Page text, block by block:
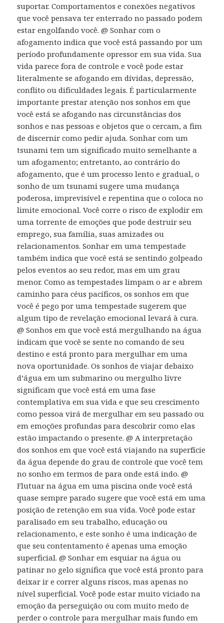
suportar. Comportamentos e conexões negativos
que você pensava ter enterrado no passado podem
estar engolfando você. @ Sonhar com o
afogamento indica que você está passando por um
período profundamente opressor em sua vida. Sua
vida parece fora de controle e você pode estar
literalmente se afogando em dívidas, depressão,
conflito ou dificuldades legais. É particularmente
importante prestar atenção nos sonhos em que
você está se afogando nas circunstâncias dos
sonhos e nas pessoas e objetos que o cercam, a fim
de discernir como pedir ajuda. Sonhar com um
tsunami tem um significado muito semelhante a
um afogamento; entretanto, ao contrário do
afogamento, que é um processo lento e gradual, o
sonho de um tsunami sugere uma mudança
poderosa, imprevisível e repentina que o coloca no
limite emocional. Você corre o risco de explodir em
uma torrente de emoções que pode destruir seu
emprego, sua família, suas amizades ou
relacionamentos. Sonhar em uma tempestade
também indica que você está se sentindo golpeado
pelos eventos ao seu redor, mas em um grau
menor. Como as tempestades limpam o ar e abrem
caminho para céus pacíficos, os sonhos em que
você é pego por uma tempestade sugerem que
algum tipo de revelação emocional levará à cura.
@ Sonhos em que você está mergulhando na água
indicam que você se sente no comando de seu
destino e está pronto para mergulhar em uma
nova oportunidade. Os sonhos de viajar debaixo
d’água em um submarino ou mergulho livre
significam que você está em uma fase
contemplativa em sua vida e que seu crescimento
como pessoa virá de mergulhar em seu passado ou
em emoções profundas para descobrir como elas
estão impactando o presente. @ A interpretação
dos sonhos em que você está viajando na superfície
da água depende do grau de controle que você tem
no sonho em termos de para onde está indo. @
Flutuar na água em uma piscina onde você está
quase sempre parado sugere que você está em uma
posição de retenção em sua vida. Você pode estar
paralisado em seu trabalho, educação ou
relacionamento, e este sonho é uma indicação de
que seu contentamento é apenas uma emoção
superficial. @ Sonhar em esquiar na água ou
patinar no gelo significa que você está pronto para
deixar ir e correr alguns riscos, mas apenas no
nível superficial. Você pode estar muito viciado na
emoção da perseguição ou com muito medo de
perder o controle para mergulhar mais fundo em